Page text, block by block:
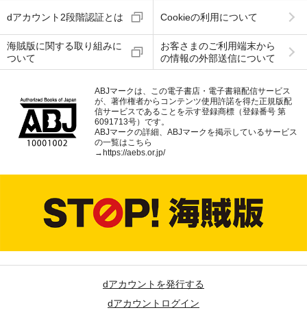
dアカウント2段階認証とは Cookieの利用について
海賊版に関する取り組みに
ついて
お客さまのご利用端末から
の情報の外部送信について
ABJマークは、この電子書店・電子書籍配信サービス
が、著作権者からコンテンツ使用許諾を得た正規版配
信サービスであることを示す登録商標（登録番号 第
6091713号）です。
ABJマークの詳細、ABJマークを掲示しているサービス
の一覧はこちら
→ https://aebs.or.jp/
dアカウントを発行する
dアカウントログイン